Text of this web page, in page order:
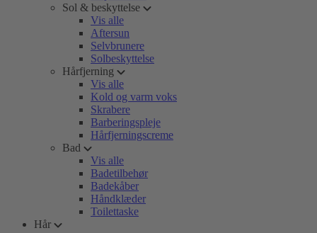
Sol & beskyttelse
Vis alle
Aftersun
Selvbrunere
Solbeskyttelse
Hårfjerning
Vis alle
Kold og varm voks
Skrabere
Barberingspleje
Hårfjerningscreme
Bad
Vis alle
Badetilbehør
Badekåber
Håndklæder
Toilettaske
Hår